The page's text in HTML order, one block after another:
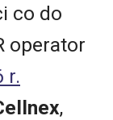
co do
operator
r.
,